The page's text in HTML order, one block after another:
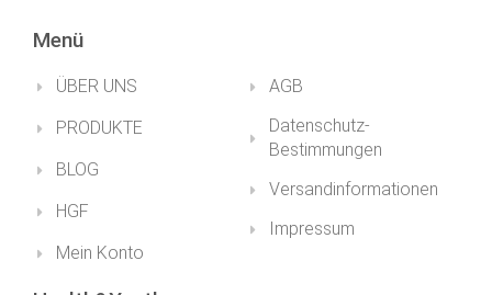
Menü
ÜBER UNS
PRODUKTE
BLOG
HGF
Mein Konto
AGB
Datenschutz-
Bestimmungen
Versandinformationen
Impressum